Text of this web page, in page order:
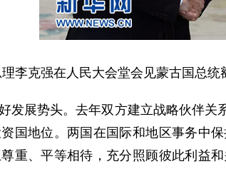
克强在人民大会堂会见蒙古国总统
展势头。去年双方建立战略伙伴关
国地位。两国在国际和地区事务中
重、平等相待，充分照顾彼此利益